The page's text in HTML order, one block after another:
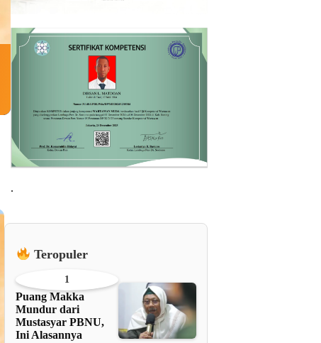
.
Teropuler
1
Puang Makka
Mundur dari
Mustasyar PBNU,
Ini Alasannya